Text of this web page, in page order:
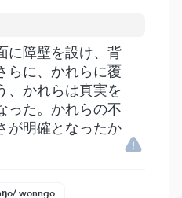
に障壁を設け、背
らに、かれらに覆
、かれらは真実を
った。かれらの不
が明確となったか
firo gonŋo/ wonngo